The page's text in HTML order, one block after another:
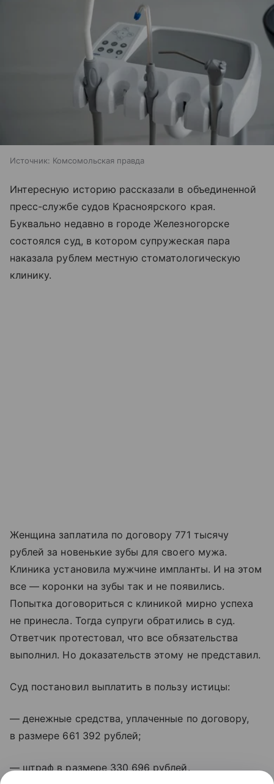
Источник: Комсомольская правда
Интересную историю рассказали в объединенной
пресс-службе судов Красноярского края.
Буквально недавно в городе Железногорске
состоялся суд, в котором супружеская пара
наказала рублем местную стоматологическую
клинику.
Женщина заплатила по договору 771 тысячу
рублей за новенькие зубы для своего мужа.
Клиника установила мужчине импланты. И на этом
все — коронки на зубы так и не появились.
Попытка договориться с клиникой мирно успеха
не принесла. Тогда супруги обратились в суд.
Ответчик протестовал, что все обязательства
выполнил. Но доказательств этому не представил.
Суд постановил выплатить в пользу истицы:
— денежные средства, уплаченные по договору,
в размере 661 392 рублей;
— штраф в размере 330 696 рублей.